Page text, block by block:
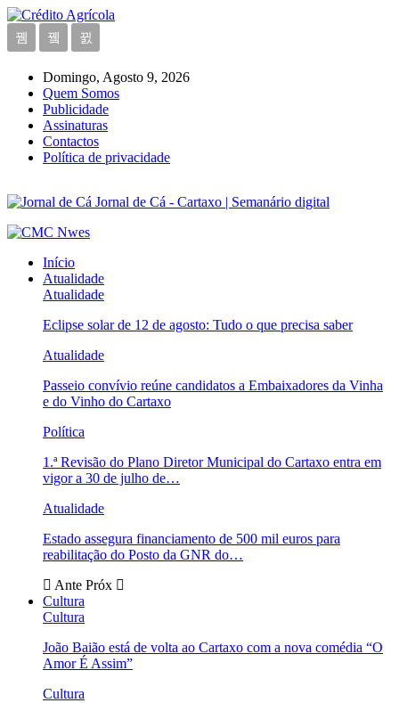
Domingo, Agosto 9, 2026
Quem Somos
Publicidade
Assinaturas
Contactos
Política de privacidade
Jornal de Cá - Cartaxo | Semanário digital
Início
Atualidade
Atualidade
Eclipse solar de 12 de agosto: Tudo o que precisa saber
Atualidade
Passeio convívio reúne candidatos a Embaixadores da Vinha
e do Vinho do Cartaxo
Política
1.ª Revisão do Plano Diretor Municipal do Cartaxo entra em
vigor a 30 de julho de…
Atualidade
Estado assegura financiamento de 500 mil euros para
reabilitação do Posto da GNR do…
Ante Próx
Cultura
Cultura
João Baião está de volta ao Cartaxo com a nova comédia “O
Amor É Assim”
Cultura